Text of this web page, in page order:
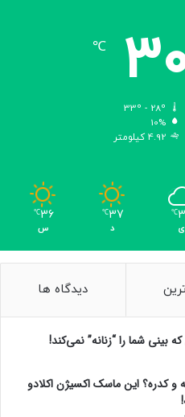
℃
10%
4.92 کیلومتر
℃
ی
37
℃
د
36
℃
س
دیدگاه ها
کدره؟ این ماسک اکسیژن اکلادو